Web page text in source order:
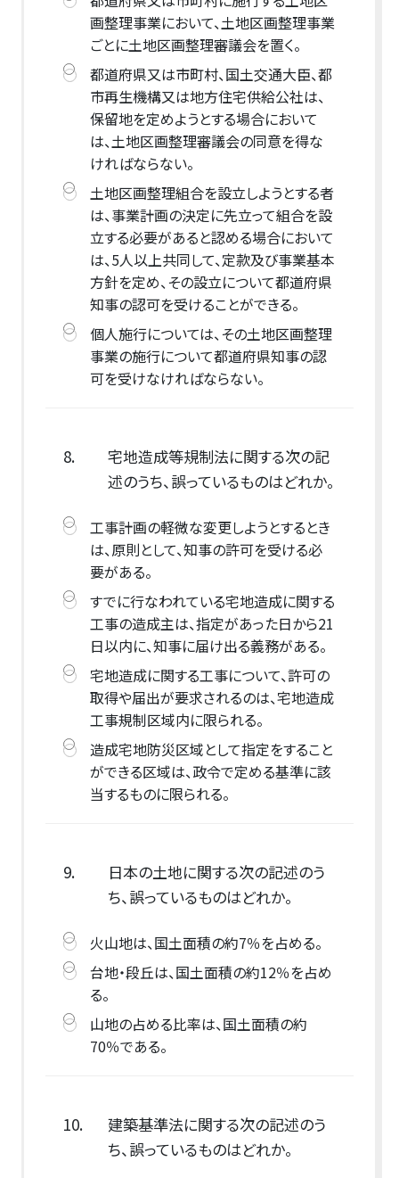
画整理事業において、土地区画整理事業
ごとに土地区画整理審議会を置く。
都道府県又は市町村、国土交通大臣、都
市再生機構又は地方住宅供給公社は、
保留地を定めようとする場合において
は、土地区画整理審議会の同意を得な
ければならない。
土地区画整理組合を設立しようとする者
は、事業計画の決定に先立って組合を設
立する必要があると認める場合において
は、5人以上共同して、定款及び事業基本
方針を定め、その設立について都道府県
知事の認可を受けることができる。
個人施行については、その土地区画整理
事業の施行について都道府県知事の認
可を受けなければならない。
8.
宅地造成等規制法に関する次の記
述のうち、誤っているものはどれか。
工事計画の軽微な変更しようとするとき
は、原則として、知事の許可を受ける必
要がある。
すでに行なわれている宅地造成に関する
工事の造成主は、指定があった日から21
日以内に、知事に届け出る義務がある。
宅地造成に関する工事について、許可の
取得や届出が要求されるのは、宅地造成
工事規制区域内に限られる。
造成宅地防災区域として指定をすること
ができる区域は、政令で定める基準に該
当するものに限られる。
9.
日本の土地に関する次の記述のう
ち、誤っているものはどれか。
火山地は、国土面積の約7％を占める。
台地・段丘は、国土面積の約12％を占め
る。
山地の占める比率は、国土面積の約
70％である。
10.
建築基準法に関する次の記述のう
ち、誤っているものはどれか。